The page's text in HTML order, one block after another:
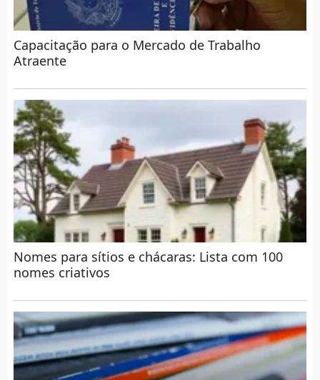
Capacitação para o Mercado de Trabalho
Atraente
Nomes para sítios e chácaras: Lista com 100
nomes criativos